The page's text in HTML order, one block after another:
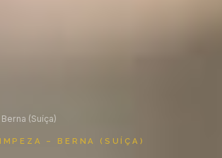
Berna (Suíça)
– BERNA (SUÍÇA)